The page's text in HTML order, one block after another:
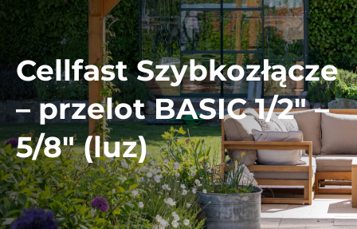
Cellfast Szybkozłącze
– przelot BASIC 1/2″ –
5/8″ (luz)